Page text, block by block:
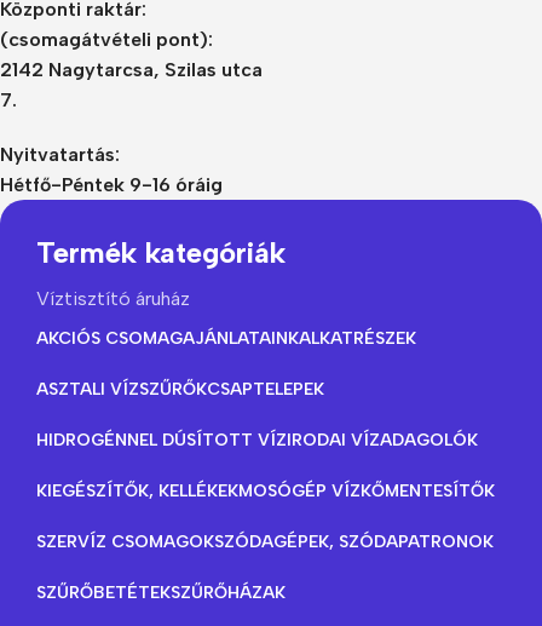
Központi raktár:
(csomagátvételi pont):
2142 Nagytarcsa, Szilas utca
7.
Nyitvatartás:
Hétfő-Péntek 9-16 óráig
Termék kategóriák
Víztisztító áruház
AKCIÓS CSOMAGAJÁNLATAINKALKATRÉSZEK
ASZTALI VÍZSZŰRŐKCSAPTELEPEK
HIDROGÉNNEL DÚSÍTOTT VÍZIRODAI VÍZADAGOLÓK
KIEGÉSZÍTŐK, KELLÉKEKMOSÓGÉP VÍZKŐMENTESÍTŐK
SZERVÍZ CSOMAGOKSZÓDAGÉPEK, SZÓDAPATRONOK
SZŰRŐBETÉTEKSZŰRŐHÁZAK